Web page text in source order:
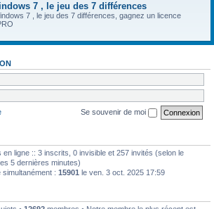
7 , le jeu des 7 différences
7 , le jeu des 7 différences, gagnez un licence
Se souvenir de moi
en ligne :: 3 inscrits, 0 invisible et 257 invités (selon le
5 dernières minutes)
simultanément : 15901 le ven. 3 oct. 2025 17:59